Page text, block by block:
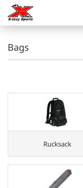
Bags
Rucksack